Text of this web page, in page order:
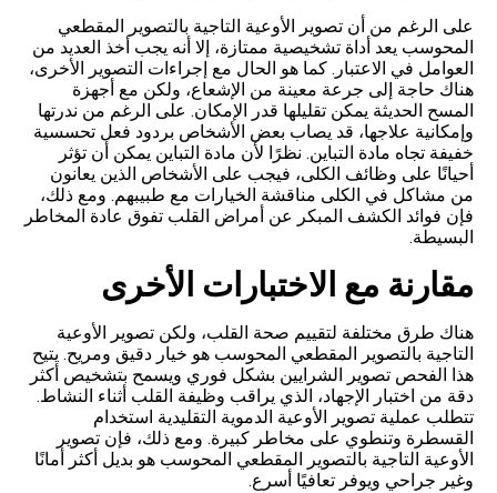
على الرغم من أن تصوير الأوعية التاجية بالتصوير المقطعي
المحوسب يعد أداة تشخيصية ممتازة، إلا أنه يجب أخذ العديد من
العوامل في الاعتبار. كما هو الحال مع إجراءات التصوير الأخرى،
هناك حاجة إلى جرعة معينة من الإشعاع، ولكن مع أجهزة
المسح الحديثة يمكن تقليلها قدر الإمكان. على الرغم من ندرتها
وإمكانية علاجها، قد يصاب بعض الأشخاص بردود فعل تحسسية
خفيفة تجاه مادة التباين. نظرًا لأن مادة التباين يمكن أن تؤثر
أحيانًا على وظائف الكلى، فيجب على الأشخاص الذين يعانون
من مشاكل في الكلى مناقشة الخيارات مع طبيبهم. ومع ذلك،
فإن فوائد الكشف المبكر عن أمراض القلب تفوق عادة المخاطر
البسيطة.
مقارنة مع الاختبارات الأخرى
هناك طرق مختلفة لتقييم صحة القلب، ولكن تصوير الأوعية
التاجية بالتصوير المقطعي المحوسب هو خيار دقيق ومريح. يتيح
هذا الفحص تصوير الشرايين بشكل فوري ويسمح بتشخيص أكثر
دقة من اختبار الإجهاد، الذي يراقب وظيفة القلب أثناء النشاط.
تتطلب عملية تصوير الأوعية الدموية التقليدية استخدام
القسطرة وتنطوي على مخاطر كبيرة. ومع ذلك، فإن تصوير
الأوعية التاجية بالتصوير المقطعي المحوسب هو بديل أكثر أمانًا
وغير جراحي ويوفر تعافيًا أسرع.